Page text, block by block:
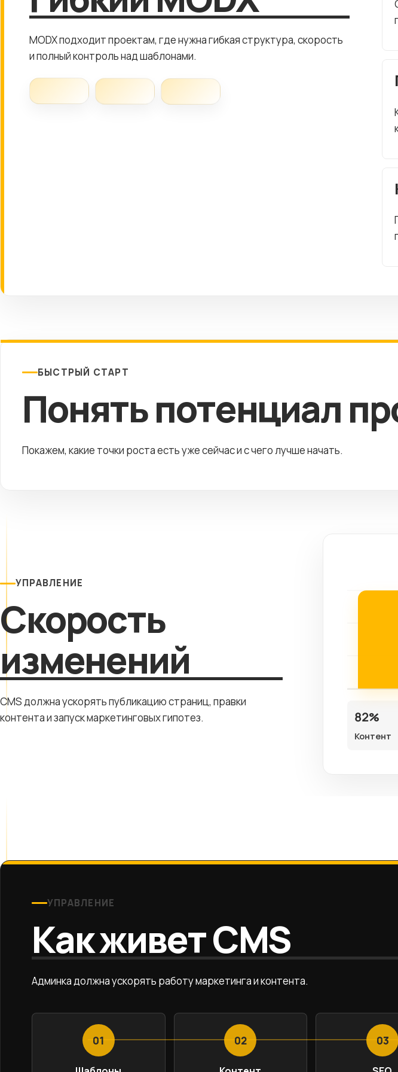
MODX подходит проектам, где нужна гибкая структура, скорость
и полный контроль над шаблонами.
БЫСТРЫЙ СТАРТ
Понять потенциал
Покажем, какие точки роста есть уже сейчас и с чего лучше начать.
УПРАВЛЕНИЕ
Скорость
изменений
CMS должна ускорять публикацию страниц, правки
контента и запуск маркетинговых гипотез.
82%
Контент
УПРАВЛЕНИЕ
Как живет CMS
Админка должна ускорять работу маркетинга и контента.
01 02 03